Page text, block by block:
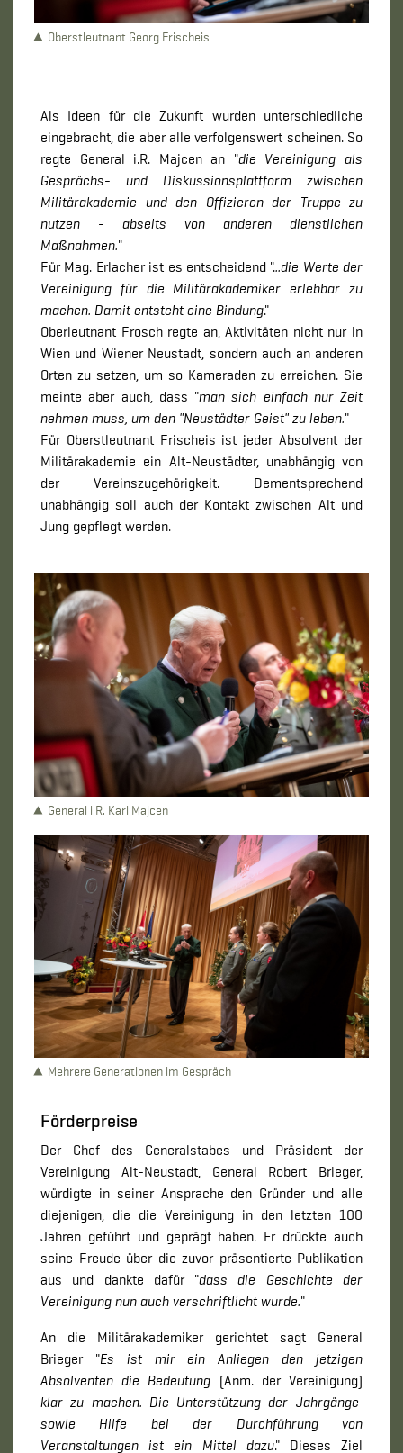
Oberstleutnant Georg Frischeis
Als Ideen für die Zukunft wurden unterschiedliche
eingebracht, die aber alle verfolgenswert scheinen. So
regte General i.R. Majcen an "die Vereinigung als
Gesprächs- und Diskussionsplattform zwischen
Militärakademie und den Offizieren der Truppe zu
nutzen - abseits von anderen dienstlichen
Maßnahmen."
Für Mag. Erlacher ist es entscheidend "...die Werte der
Vereinigung für die Militärakademiker erlebbar zu
machen. Damit entsteht eine Bindung."
Oberleutnant Frosch regte an, Aktivitäten nicht nur in
Wien und Wiener Neustadt, sondern auch an anderen
Orten zu setzen, um so Kameraden zu erreichen. Sie
meinte aber auch, dass "man sich einfach nur Zeit
nehmen muss, um den "Neustädter Geist" zu leben."
Für Oberstleutnant Frischeis ist jeder Absolvent der
Militärakademie ein Alt-Neustädter, unabhängig von
der Vereinszugehörigkeit. Dementsprechend
unabhängig soll auch der Kontakt zwischen Alt und
Jung gepflegt werden.
General i.R. Karl Majcen
Mehrere Generationen im Gespräch
Förderpreise
Der Chef des Generalstabes und Präsident der
Vereinigung Alt-Neustadt, General Robert Brieger,
würdigte in seiner Ansprache den Gründer und alle
diejenigen, die die Vereinigung in den letzten 100
Jahren geführt und geprägt haben. Er drückte auch
seine Freude über die zuvor präsentierte Publikation
aus und dankte dafür "dass die Geschichte der
Vereinigung nun auch verschriftlicht wurde."
An die Militärakademiker gerichtet sagt General
Brieger "Es ist mir ein Anliegen den jetzigen
Absolventen die Bedeutung (Anm. der Vereinigung)
klar zu machen. Die Unterstützung der Jahrgänge
sowie Hilfe bei der Durchführung von
Veranstaltungen ist ein Mittel dazu." Dieses Ziel